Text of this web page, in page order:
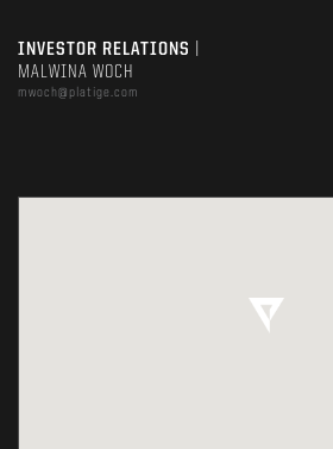
INVESTOR RELATIONS
MALWINA WOCH
mwoch@platige.com